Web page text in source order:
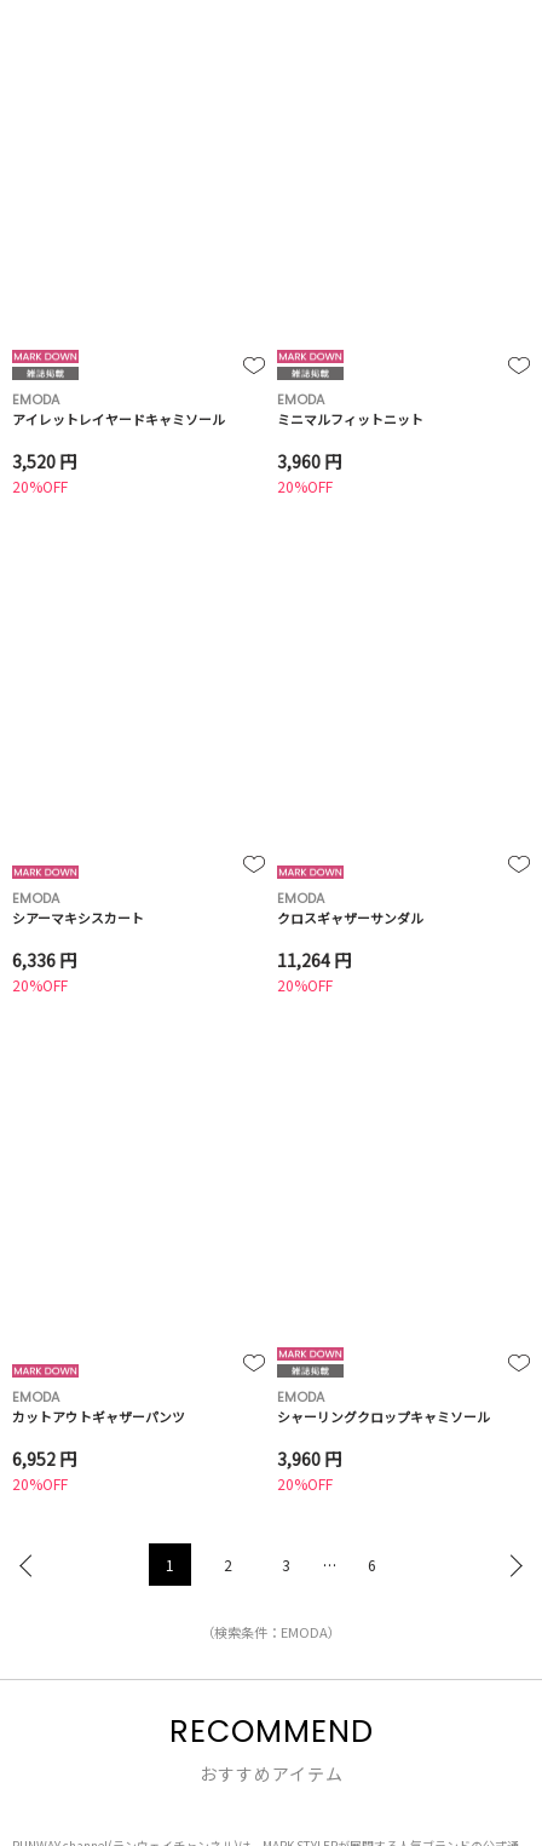
EMODA
アイレットレイヤードキャミソール
3,520 円
20%OFF
EMODA
ミニマルフィットニット
3,960 円
20%OFF
EMODA
シアーマキシスカート
6,336 円
20%OFF
EMODA
クロスギャザーサンダル
11,264 円
20%OFF
EMODA
カットアウトギャザーパンツ
6,952 円
20%OFF
EMODA
シャーリングクロップキャミソール
3,960 円
20%OFF
1 2 3 … 6
（検索条件：EMODA）
RECOMMEND
おすすめアイテム